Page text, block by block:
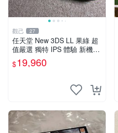
觀己 27
任天堂 New 3DS LL 果綠 超
值嚴選 獨特 IPS 體驗 新機外
觀品相 7538大三箱 黃屏預警
全功能支援 實用按鍵搖桿 十
$19,960